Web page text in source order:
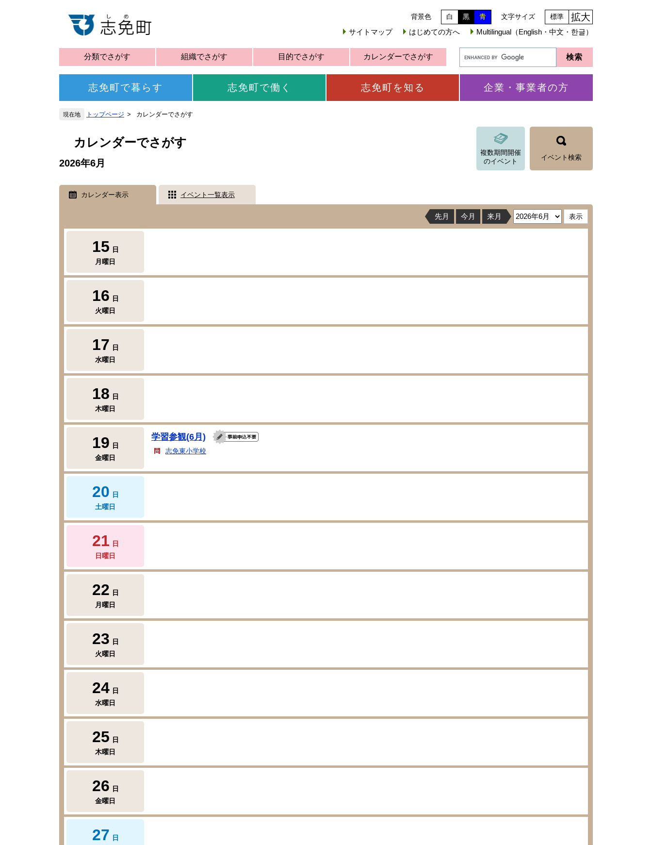
背景色 白 黒 青 文字サイズ 標準 拡大
サイトマップ はじめての方へ Multilingual（English・中文・한글）
分類でさがす 組織でさがす 目的でさがす カレンダーでさがす
志免町で暮らす 志免町で働く 志免町を知る 企業・事業者の方
トップページ カレンダーでさがす
カレンダーでさがす
複数期間開催
のイベント
イベント検索
2026年6月
カレンダー表示 イベント一覧表示
先月 今月 来月
15 日
月曜日
16 日
火曜日
17 日
水曜日
18 日
木曜日
19 日
金曜日
学習参観(6月)
志免東小学校
20 日
土曜日
21 日
日曜日
22 日
月曜日
23 日
火曜日
24 日
水曜日
25 日
木曜日
26 日
金曜日
27 日